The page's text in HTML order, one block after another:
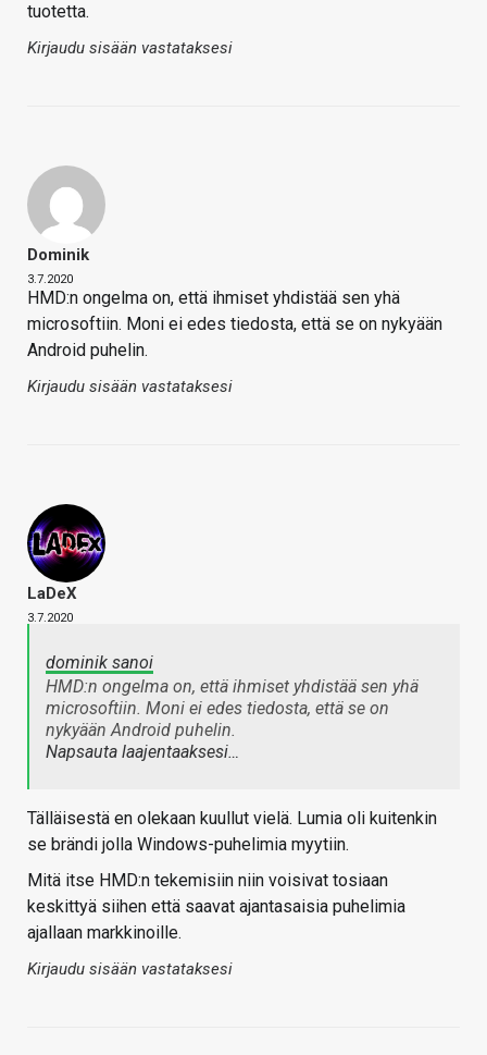
tuotetta.
Kirjaudu sisään vastataksesi
Dominik
3.7.2020
HMD:n ongelma on, että ihmiset yhdistää sen yhä
microsoftiin. Moni ei edes tiedosta, että se on nykyään
Android puhelin.
Kirjaudu sisään vastataksesi
LaDeX
3.7.2020
dominik sanoi
HMD:n ongelma on, että ihmiset yhdistää sen yhä
microsoftiin. Moni ei edes tiedosta, että se on
nykyään Android puhelin.
Napsauta laajentaaksesi…
Tälläisestä en olekaan kuullut vielä. Lumia oli kuitenkin
se brändi jolla Windows-puhelimia myytiin.
Mitä itse HMD:n tekemisiin niin voisivat tosiaan
keskittyä siihen että saavat ajantasaisia puhelimia
ajallaan markkinoille.
Kirjaudu sisään vastataksesi